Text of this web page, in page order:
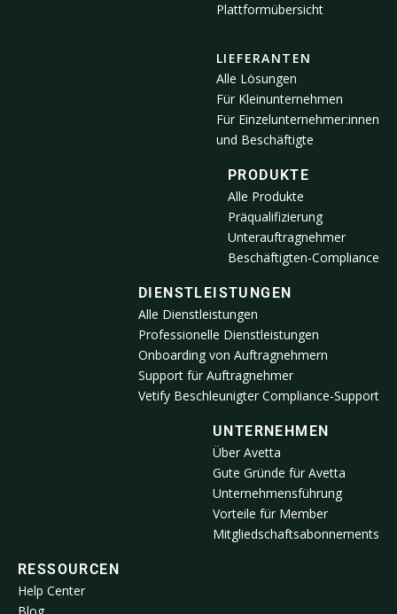
Plattformübersicht
LIEFERANTEN
Alle Lösungen
Für Kleinunternehmen
Für Einzelunternehmer:innen
und Beschäftigte
PRODUKTE
Alle Produkte
Präqualifizierung
Unterauftragnehmer
Beschäftigten-Compliance
DIENSTLEISTUNGEN
Alle Dienstleistungen
Professionelle Dienstleistungen
Onboarding von Auftragnehmern
Support für Auftragnehmer
Vetify Beschleunigter Compliance-Support
UNTERNEHMEN
Über Avetta
Gute Gründe für Avetta
Unternehmensführung
Vorteile für Member
Mitgliedschaftsabonnements
RESSOURCEN
Help Center